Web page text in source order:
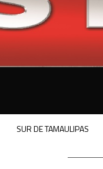
SUR DE TAMAULIPAS